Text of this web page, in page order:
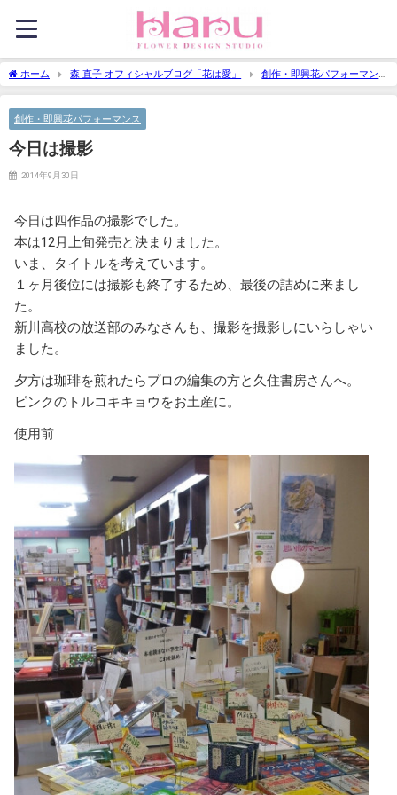
ホーム 森 直子 オフィシャルブログ「花は愛」
創作・即興花パフォーマン
ス
今日は撮影
創作・即興花パフォーマンス
今日は撮影
2014年9月30日
今日は四作品の撮影でした。
本は12月上旬発売と決まりました。
いま、タイトルを考えています。
１ヶ月後位には撮影も終了するため、最後の詰めに来まし
た。
新川高校の放送部のみなさんも、撮影を撮影しにいらしゃい
ました。
夕方は珈琲を煎れたらプロの編集の方と久住書房さんへ。
ピンクのトルコキキョウをお土産に。
使用前